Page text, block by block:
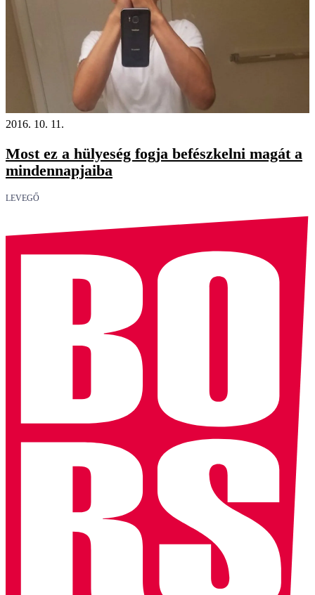
2016. 10. 11.
Most ez a hülyeség fogja befészkelni magát a
mindennapjaiba
LEVEGŐ